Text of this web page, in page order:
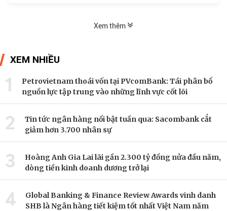
Xem thêm
XEM NHIỀU
1
Petrovietnam thoái vốn tại PVcomBank: Tái phân bổ
nguồn lực tập trung vào những lĩnh vực cốt lõi
2
Tin tức ngân hàng nổi bật tuần qua: Sacombank cắt
giảm hơn 3.700 nhân sự
3
Hoàng Anh Gia Lai lãi gần 2.300 tỷ đồng nửa đầu năm,
dòng tiền kinh doanh dương trở lại
4
Global Banking & Finance Review Awards vinh danh
SHB là Ngân hàng tiết kiệm tốt nhất Việt Nam năm